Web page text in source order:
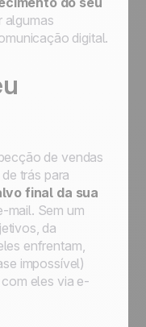
algumas
digital.
de vendas
trás para
final da sua
mail. Sem um
da
enfrentam,
impossível)
eles via e-